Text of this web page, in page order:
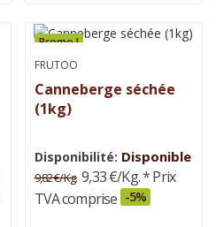
Promo !
FRUTOO
Canneberge séchée
(1kg)
Disponibilité: Disponible
9,82 €/Kg. 9,33 €/Kg.* Prix
TVA comprise -5%